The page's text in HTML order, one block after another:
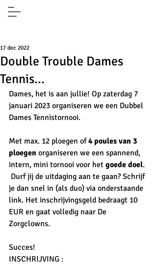
Double Trouble Dames
Tennis...
17 dec 2022
Dames, het is aan jullie! Op zaterdag 7
januari 2023 organiseren we een Dubbel
Dames Tennistornooi.
Met max. 12 ploegen of 4 poules van 3
ploegen organiseren we een spannend,
intern, mini tornooi voor het goede doel.
Durf jij de uitdaging aan te gaan? Schrijf
je dan snel in (als duo) via onderstaande
link. Het inschrijvingsgeld bedraagt 10
EUR en gaat volledig naar De
Zorgclowns.
Succes!
INSCHRIJVING :